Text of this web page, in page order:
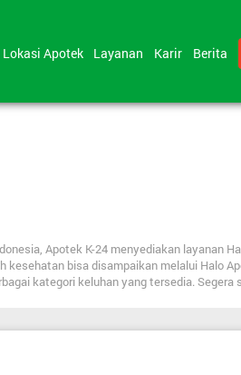
Lokasi Apotek Layanan Karir Berita
Apotek K-24 menyediakan layanan
bisa disampaikan melalui Halo
kategori keluhan yang tersedia.